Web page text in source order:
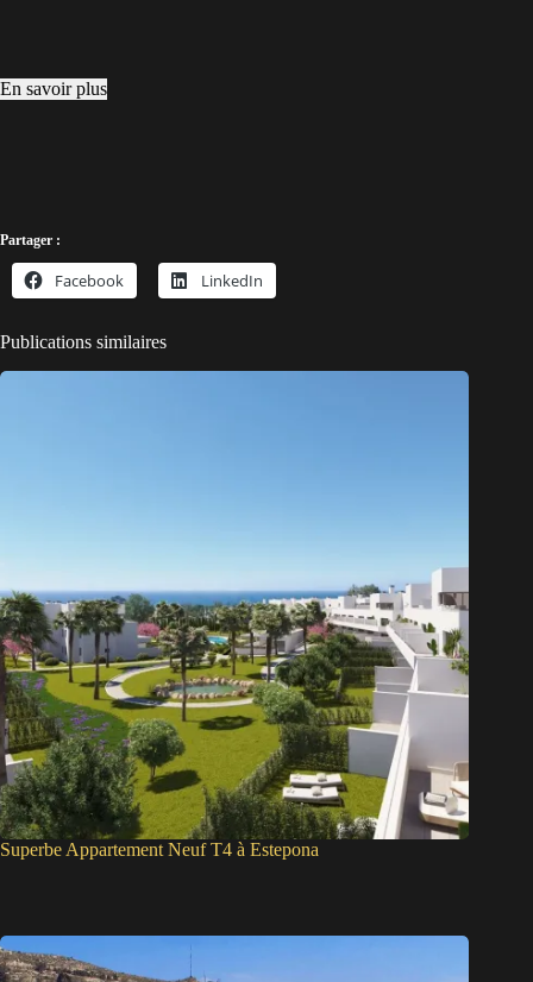
En savoir plus
Partager :
Facebook LinkedIn
Publications similaires
Superbe Appartement Neuf T4 à Estepona